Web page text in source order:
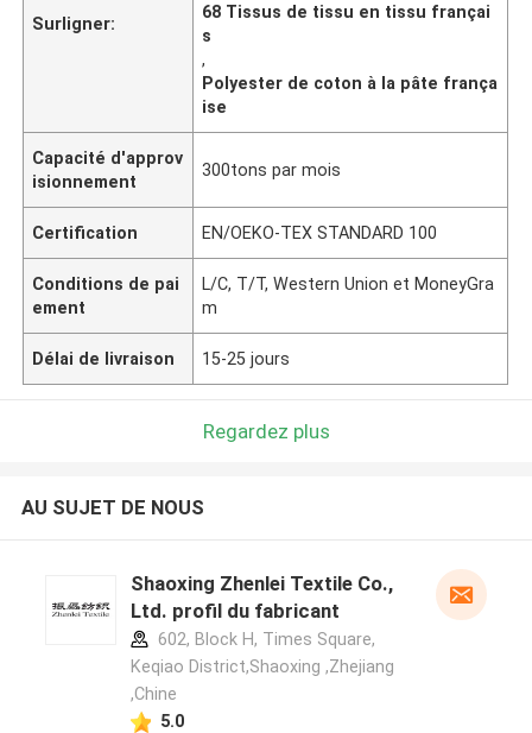
Surligner:
68 Tissus de tissu en tissu françai
s
,
Polyester de coton à la pâte frança
ise
Capacité d'approv
isionnement
300tons par mois
Certification EN/OEKO-TEX STANDARD 100
Conditions de pai
ement
L/C, T/T, Western Union et MoneyGra
m
Délai de livraison 15-25 jours
Regardez plus
AU SUJET DE NOUS
Shaoxing Zhenlei Textile Co.,
Ltd. profil du fabricant
602, Block H, Times Square,
Keqiao District,Shaoxing ,Zhejiang
,Chine
5.0